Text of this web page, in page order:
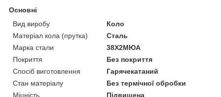
Основні
Вид виробу
Коло
Матеріал кола (прутка)
Сталь
Марка стали
38Х2МЮА
Покриття
Без покриття
Спосіб виготовлення
Гарячекатаний
Стан матеріалу
Без термічної обробки
Міцність
Підвищена